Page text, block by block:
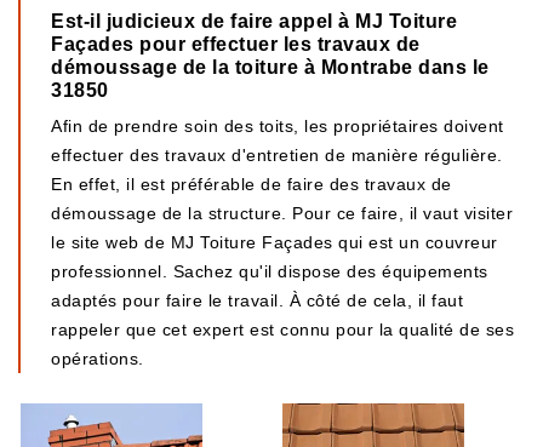
Est-il judicieux de faire appel à MJ Toiture
Façades pour effectuer les travaux de
démoussage de la toiture à Montrabe dans le
31850
Afin de prendre soin des toits, les propriétaires doivent
effectuer des travaux d'entretien de manière régulière.
En effet, il est préférable de faire des travaux de
démoussage de la structure. Pour ce faire, il vaut visiter
le site web de MJ Toiture Façades qui est un couvreur
professionnel. Sachez qu'il dispose des équipements
adaptés pour faire le travail. À côté de cela, il faut
rappeler que cet expert est connu pour la qualité de ses
opérations.